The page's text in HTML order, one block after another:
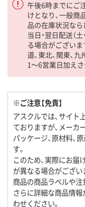
午後6時までにご
けとなり、一般商
品の在庫状況なら
当日・翌日配送（
る場合がござい
道、東北、関東、
1～6営業日加え
※ご注意【免責】
アスクルでは、サイト
ておりますが、メーカ
パッケージ、原材料、
す。
このため、実際にお
が異なる場合がござい
商品の商品ラベルや注
さらに詳細な商品情
わせください。